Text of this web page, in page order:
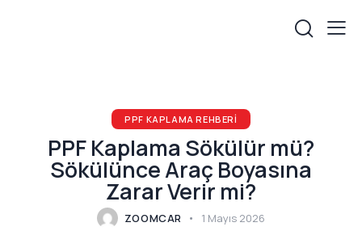
PPF KAPLAMA REHBERI
PPF Kaplama Sökülür mü?
Sökülünce Araç Boyasına
Zarar Verir mi?
ZOOMCAR 1 Mayıs 2026